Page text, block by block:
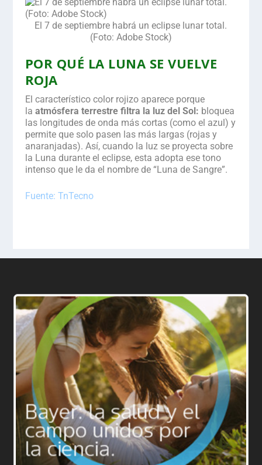
El 7 de septiembre habrá un eclipse lunar total.
(Foto: Adobe Stock)
POR QUÉ LA LUNA SE VUELVE
ROJA
El característico color rojizo aparece porque
la atmósfera terrestre filtra la luz del Sol: bloquea
las longitudes de onda más cortas (como el azul) y
permite que solo pasen las más largas (rojas y
anaranjadas). Así, cuando la luz se proyecta sobre
la Luna durante el eclipse, esta adopta ese tono
intenso que le da el nombre de “Luna de Sangre”.
Fuente: TnTecno